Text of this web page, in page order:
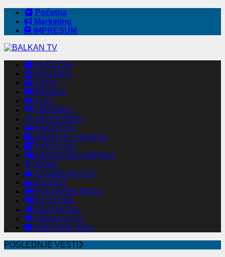
Početna
Marketing
IMPRESUM
POČETNA
POLITIKA
VESTI
REGION
SVET
HRONIKA
EKONOMIJA
DRUŠTVO
SUBOTICA DANAS
NOVI SAD
REPUBLIKA SRPSKA
SPORT
ZANIMLJIVOSTI
RECEPTI
POLJOPRIVREDA
KULTURA
EKOLOGIJA
ZDRAVSTVO
SERVISNE INFO
POSLEDNJE VESTI